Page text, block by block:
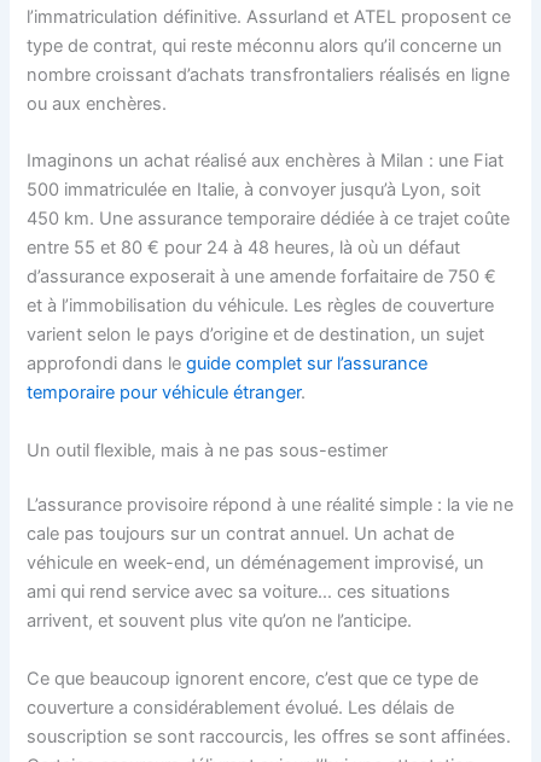
l’immatriculation définitive. Assurland et ATEL proposent ce
type de contrat, qui reste méconnu alors qu’il concerne un
nombre croissant d’achats transfrontaliers réalisés en ligne
ou aux enchères.
Imaginons un achat réalisé aux enchères à Milan : une Fiat
500 immatriculée en Italie, à convoyer jusqu’à Lyon, soit
450 km. Une assurance temporaire dédiée à ce trajet coûte
entre 55 et 80 € pour 24 à 48 heures, là où un défaut
d’assurance exposerait à une amende forfaitaire de 750 €
et à l’immobilisation du véhicule. Les règles de couverture
varient selon le pays d’origine et de destination, un sujet
approfondi dans leguide complet sur l’assurance
temporaire pour véhicule étranger.
Un outil flexible, mais à ne pas sous-estimer
L’assurance provisoire répond à une réalité simple : la vie ne
cale pas toujours sur un contrat annuel. Un achat de
véhicule en week-end, un déménagement improvisé, un
ami qui rend service avec sa voiture… ces situations
arrivent, et souvent plus vite qu’on ne l’anticipe.
Ce que beaucoup ignorent encore, c’est que ce type de
couverture a considérablement évolué. Les délais de
souscription se sont raccourcis, les offres se sont affinées.